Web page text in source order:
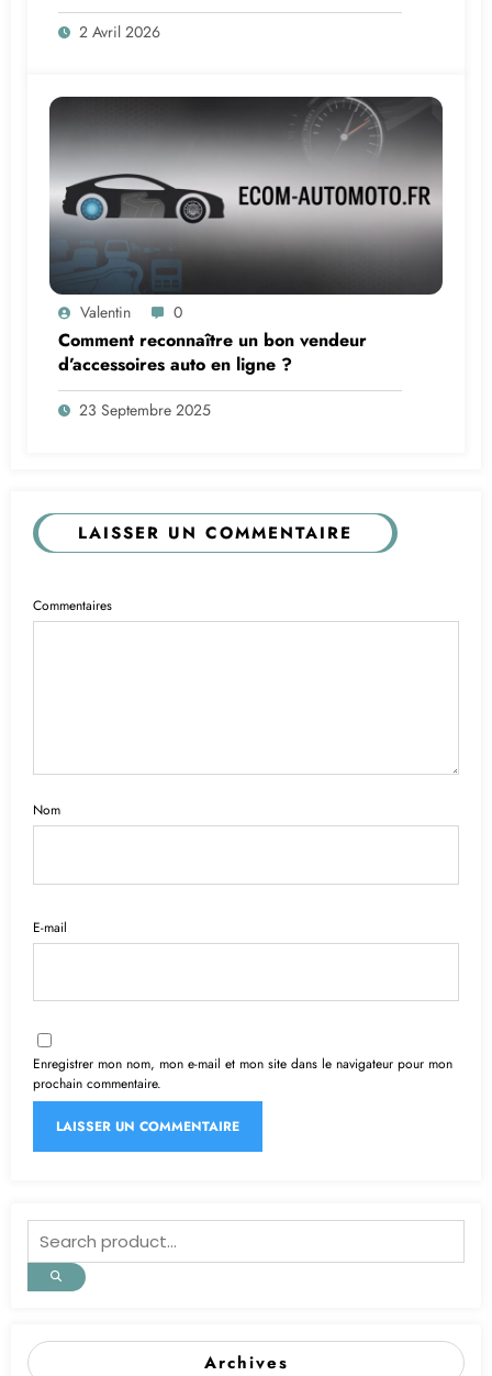
2 Avril 2026
Valentin 0
Comment reconnaître un bon vendeur
d’accessoires auto en ligne ?
23 Septembre 2025
LAISSER UN COMMENTAIRE
Commentaires
Nom
E-mail
Enregistrer mon nom, mon e-mail et mon site dans le navigateur pour mon
prochain commentaire.
Archives